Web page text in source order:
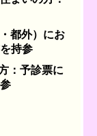
外）にお
持参
予診票に